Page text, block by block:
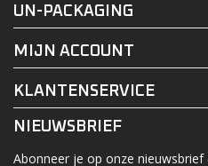
FACEBOOK
UN-PACKAGING
MIJN ACCOUNT
KLANTENSERVICE
NIEUWSBRIEF
Abonneer je op onze